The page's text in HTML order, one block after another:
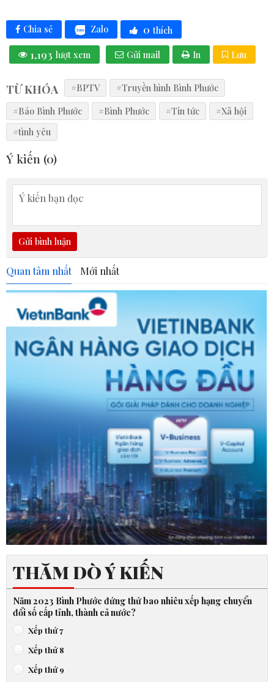
Chia sẻ Zalo 0 thích
1,193 lượt xem Gửi mail In Lưu
TỪ KHÓA #BPTV
#Truyền hình Bình Phước
#Báo Bình Phước
#Bình Phước #Tin tức
#Xã hội
#tình yêu
Ý kiến (0)
Gửi bình luận
Quan tâm nhất Mới nhất
THĂM DÒ Ý KIẾN
Năm 2023 Bình Phước đứng thứ bao nhiêu xếp hạng chuyển
đổi số cấp tỉnh, thành cả nước?
Xếp thứ 7
Xếp thứ 8
Xếp thứ 9